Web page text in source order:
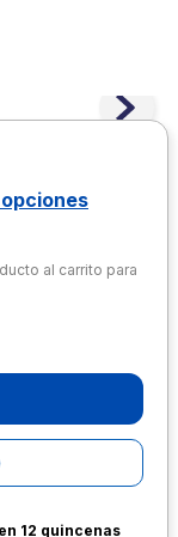
al carrito para
12 quincenas